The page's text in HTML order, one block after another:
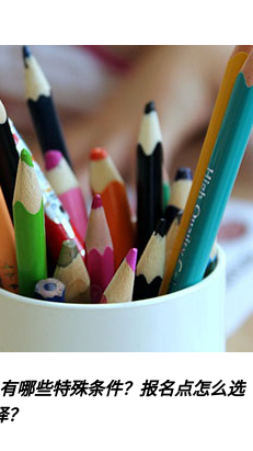
哪些特殊条件？报名点怎么选
？